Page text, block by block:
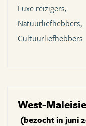
Luxe reizigers,
Natuurliefhebbers,
Cultuurliefhebbers
West-
(bezocht in juni